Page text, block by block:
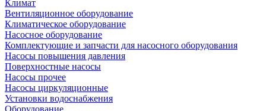
Климат
Вентиляционное оборудование
Климатическое оборудование
Насосное оборудование
Комплектующие и запчасти для насосного оборудования
Насосы повышения давления
Поверхностные насосы
Насосы прочее
Насосы циркуляционные
Установки водоснабжения
Оборудование